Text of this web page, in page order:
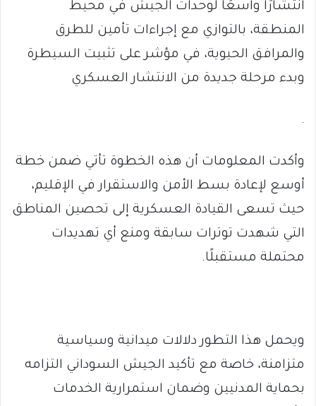
انتشارًا واسعًا لوحدات الجيش في محيط
المنطقة، بالتوازي مع إجراءات تأمين للطرق
والمرافق الحيوية، في مؤشر على تثبيت السيطرة
وبدء مرحلة جديدة من الانتشار العسكري
.
وأكدت المعلومات أن هذه الخطوة تأتي ضمن خطة
أوسع لإعادة بسط الأمن والاستقرار في الإقليم،
حيث تسعى القيادة العسكرية إلى تحصين المناطق
التي شهدت توترات سابقة ومنع أي تهديدات
محتملة مستقبلًا.
ويحمل هذا التطور دلالات ميدانية وسياسية
متزامنة، خاصة مع تأكيد الجيش السوداني التزامه
بحماية المدنيين وضمان استمرارية الخدمات